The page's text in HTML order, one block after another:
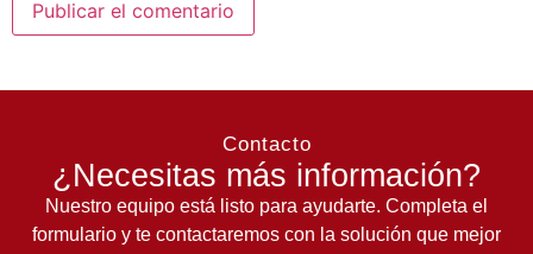
Contacto
¿Necesitas más información?
Nuestro equipo está listo para ayudarte. Completa el
formulario y te contactaremos con la solución que mejor